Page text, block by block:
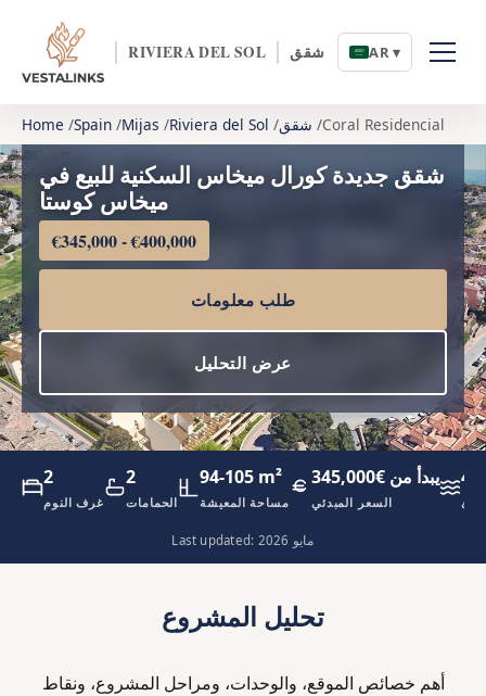
RIVIERA DEL SOL شقق AR ▾
Home Spain Mijas Riviera del Sol شقق Coral Residencial
شقق جديدة كورال ميخاس السكنية للبيع في
ميخاس كوستا
€345,000 - €400,000
طلب معلومات
عرض التحليل
2
غرف النوم
2
الحمامات
94-105 m²
مساحة المعيشة
يبدأ من €345,000
السعر المبدئي
Last updated: مايو 2026
تحليل المشروع
أهم خصائص الموقع، والوحدات، ومراحل المشروع، ونقاط